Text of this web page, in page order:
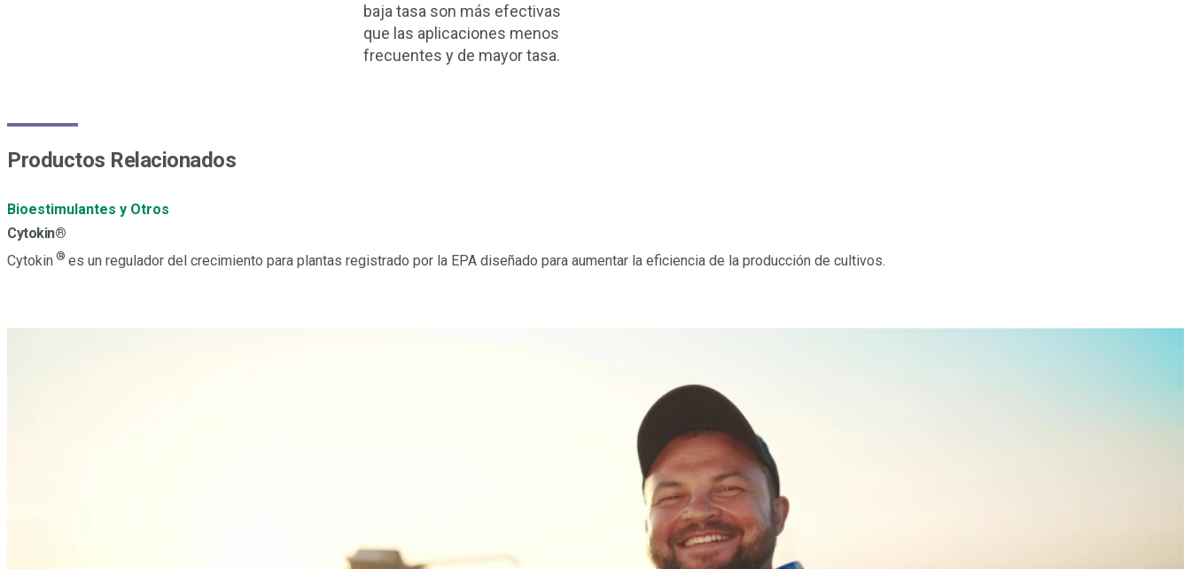
baja tasa son más efectivas
que las aplicaciones menos
frecuentes y de mayor tasa.
Productos Relacionados
Bioestimulantes y Otros
Cytokin®
Cytokin ® es un regulador del crecimiento para plantas registrado por la EPA diseñado para aumentar la eficiencia de la producción de cultivos.